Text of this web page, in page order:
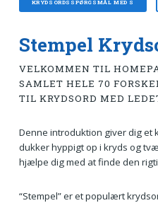
KRYDSORDSSPØRGSMÅL MED S
Stempel
VELKOMMEN TIL
SAMLET HELE 70
TIL KRYDSORD MED
Denne introduktion giver dig et
dukker hyppigt op i kryds og
hjælpe dig med at finde den
“Stempel” er et populært